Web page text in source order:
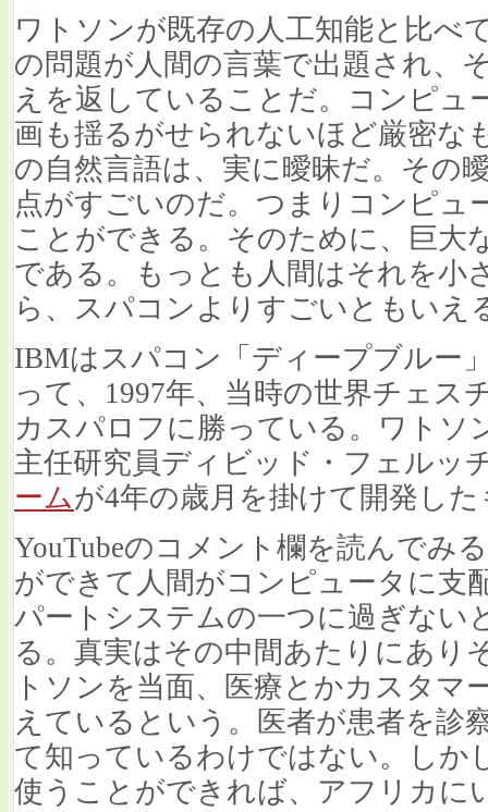
ワトソンが既存の人工知能と比べ
の問題が人間の言葉で出題され、
えを返していることだ。コンピュ
画も揺るがせられないほど厳密な
の自然言語は、実に曖昧だ。その
点がすごいのだ。つまりコンピュ
ことができる。そのために、巨大
である。もっとも人間はそれを小
ら、スパコンよりすごいともいえ
IBMはスパコン「ディープブルー
って、1997年、当時の世界チェス
カスパロフに勝っている。ワトソ
主任研究員ディビッド・フェルッ
ームが4年の歳月を掛けて開発し
YouTubeのコメント欄を読んでみ
ができて人間がコンピュータに支
パートシステムの一つに過ぎない
る。真実はその中間あたりにあり
トソンを当面、医療とかカスタマ
えているという。医者が患者を診
て知っているわけではない。しか
使うことができれば、アフリカに